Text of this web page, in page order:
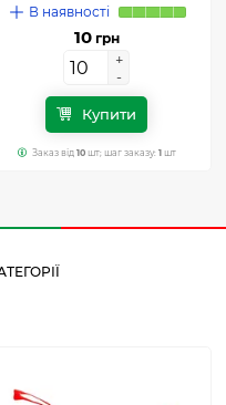
В наявності
10грн
+
-
+
-
Купити
Заказ від 10шт; шаг заказу: 1шт